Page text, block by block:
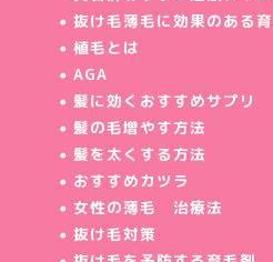
抜け毛薄毛に効果のある
植毛とは
AGA
髪に効くおすすめサプリ
髪の毛増やす方法
髪を太くする方法
おすすめカツラ
女性の薄毛 治療法
抜け毛対策